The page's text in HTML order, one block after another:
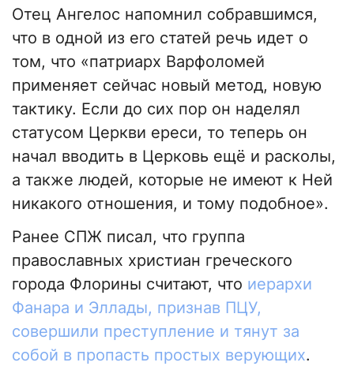
Отец Ангелос напомнил собравшимся,
что в одной из его статей речь идет о
том, что «патриарх Варфоломей
применяет сейчас новый метод, новую
тактику. Если до сих пор он наделял
статусом Церкви ереси, то теперь он
начал вводить в Церковь ещё и расколы,
а также людей, которые не имеют к Ней
никакого отношения, и тому подобное».
Ранее СПЖ писал, что группа
православных христиан греческого
города Флорины считают, что иерархи
Фанара и Эллады, признав ПЦУ,
совершили преступление и тянут за
собой в пропасть простых верующих.